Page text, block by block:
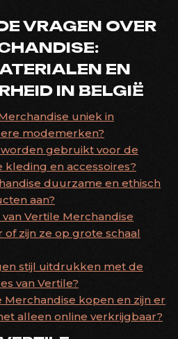
VRAGEN OVER
EN
IN BELGIË
uniek in
modemerken?
gebruikt voor de
en accessoires?
duurzame en ethisch
aan?
Vertile Merchandise
zijn ze op grote schaal
stijl uitdrukken met de
van Vertile?
Merchandise kopen en zijn er
alleen online verkrijgbaar?